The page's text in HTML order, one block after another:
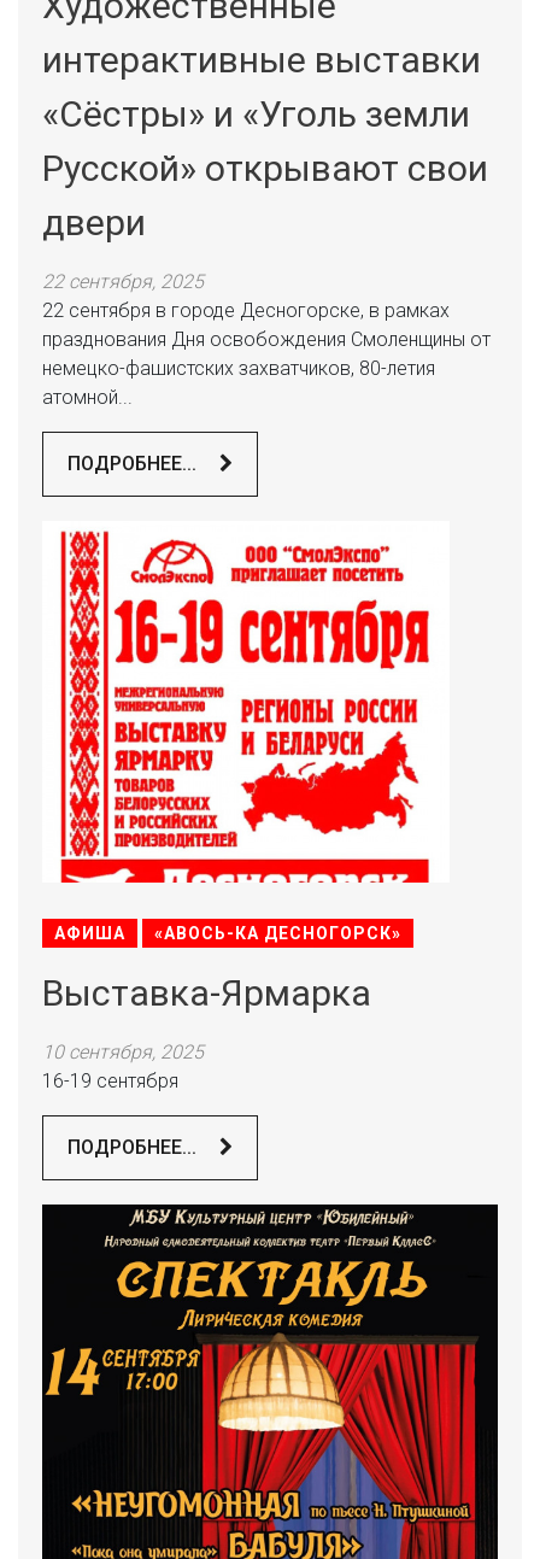
интерактивные выставки
«Сёстры» и «Уголь земли
Русской» открывают свои
двери
22 сентября, 2025
22 сентября в городе Десногорске, в рамках
празднования Дня освобождения Смоленщины от
немецко-фашистских захватчиков, 80-летия
атомной...
ПОДРОБНЕЕ...
АФИША «АВОСЬ-КА ДЕСНОГОРСК»
Выставка-Ярмарка
10 сентября, 2025
16-19 сентября
ПОДРОБНЕЕ...